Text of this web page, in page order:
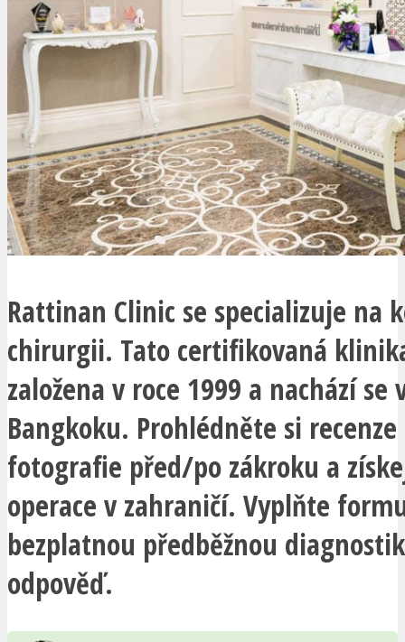
Rattinan Clinic se specializuje na
chirurgii. Tato certifikovaná
založena v roce 1999 a nachází se
Bangkoku. Prohlédněte si
fotografie před/po zákroku a
operace v zahraničí. Vyplňte
bezplatnou předběžnou
odpověď.